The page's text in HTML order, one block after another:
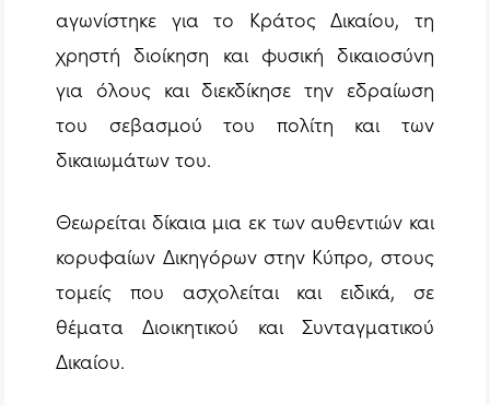
αγωνίστηκε για το Κράτος Δικαίου, τη
χρηστή διοίκηση και φυσική δικαιοσύνη
για όλους και διεκδίκησε την εδραίωση
του σεβασμού του πολίτη και των
δικαιωμάτων του.
Θεωρείται δίκαια μια εκ των αυθεντιών και
κορυφαίων Δικηγόρων στην Κύπρο, στους
τομείς που ασχολείται και ειδικά, σε
θέματα Διοικητικού και Συνταγματικού
Δικαίου.